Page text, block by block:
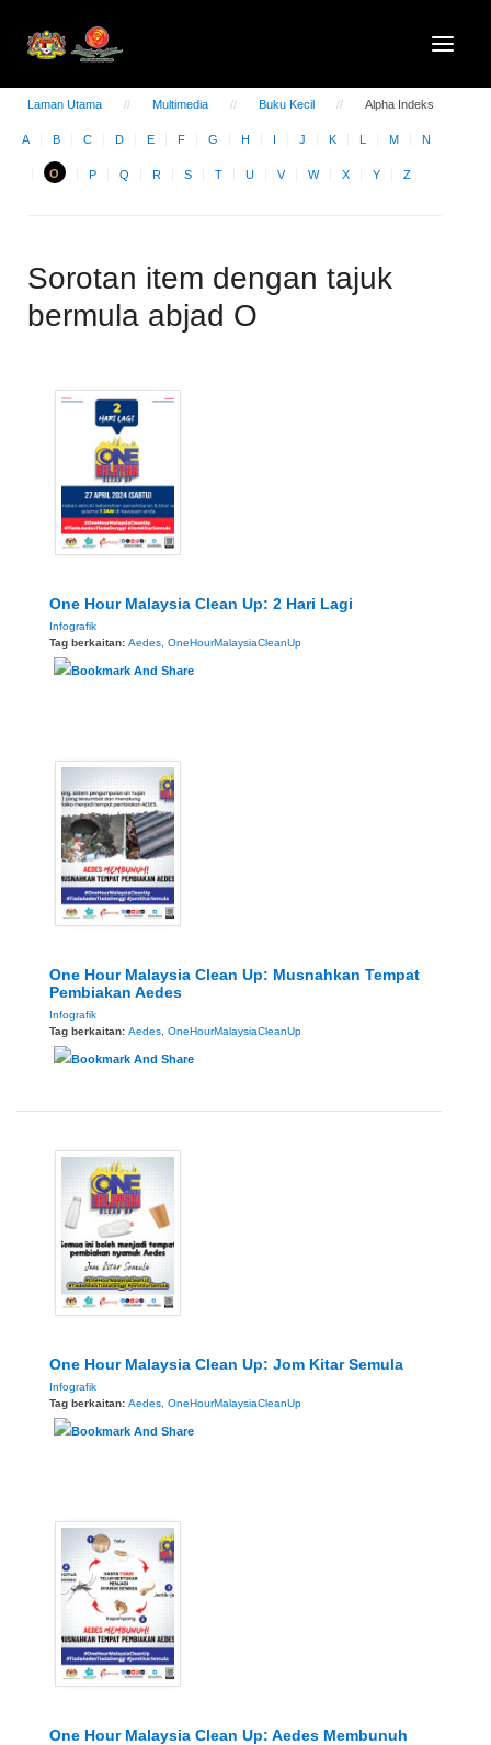
Laman Utama Multimedia Buku Kecil Alpha Indeks
A B C D E F G H I J K L M N
O P Q R S T U V W X Y Z
Sorotan item dengan tajuk
bermula abjad O
One Hour Malaysia Clean Up: 2 Hari Lagi
Infografik
Tag berkaitan: Aedes OneHourMalaysiaCleanUp
One Hour Malaysia Clean Up: Musnahkan Tempat
Pembiakan Aedes
Infografik
Tag berkaitan: Aedes OneHourMalaysiaCleanUp
One Hour Malaysia Clean Up: Jom Kitar Semula
Infografik
Tag berkaitan: Aedes OneHourMalaysiaCleanUp
One Hour Malaysia Clean Up: Aedes Membunuh